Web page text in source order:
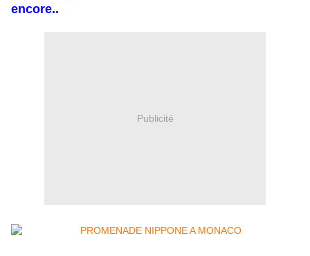
encore..
Publicité